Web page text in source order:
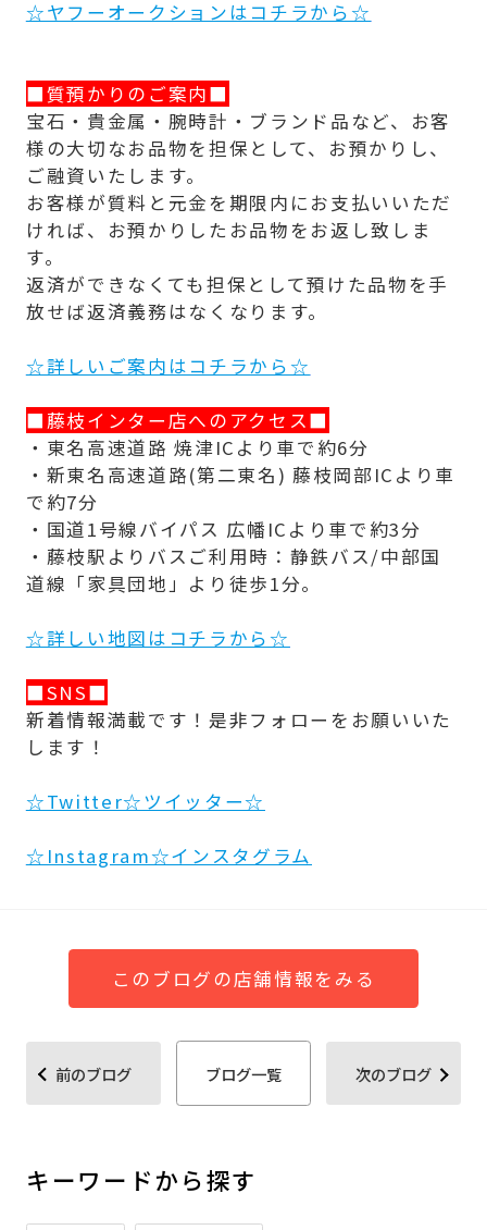
☆ヤフーオークションはコチラから☆
■質預かりのご案内■
宝石・貴金属・腕時計・ブランド品など、お客
様の大切なお品物を担保として、お預かりし、
ご融資いたします。
お客様が質料と元金を期限内にお支払いいただ
ければ、お預かりしたお品物をお返し致しま
す。
返済ができなくても担保として預けた品物を手
放せば返済義務はなくなります。
☆詳しいご案内はコチラから☆
■藤枝インター店へのアクセス■
・東名高速道路 焼津ICより車で約6分
・新東名高速道路(第二東名) 藤枝岡部ICより車
で約7分
・国道1号線バイパス 広幡ICより車で約3分
・藤枝駅よりバスご利用時：静鉄バス/中部国
道線「家具団地」より徒歩1分。
☆詳しい地図はコチラから☆
■SNS■
新着情報満載です！是非フォローをお願いいた
します！
☆Twitter☆ツイッター☆
☆Instagram☆インスタグラム
このブログの店舗情報をみる
前のブログ ブログ一覧 次のブログ
キーワードから探す